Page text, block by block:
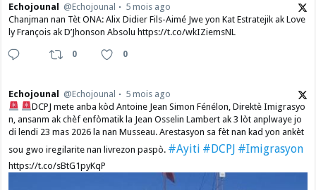
Echojounal @Echojounal
5 mois ago
Chanjman nan Tèt ONA: Alix Didier Fils-Aimé Jwe yon Kat Estratejik ak Love
ly François ak D’Jhonson Absolu https://t.co/wkIZiemsNL
0 0
Echojounal @Echojounal
5 mois ago
DCPJ mete anba kòd Antoine Jean Simon Fénélon, Direktè Imigrasyo
n, ansanm ak chèf enfòmatik la Jean Osselin Lambert ak 3 lòt anplwaye jo
di lendi 23 mas 2026 la nan Musseau. Arestasyon sa fèt nan kad yon ankèt
sou gwo iregilarite nan livrezon paspò. #Ayiti #DCPJ #Imigrasyon
https://t.co/sBtG1pyKqP